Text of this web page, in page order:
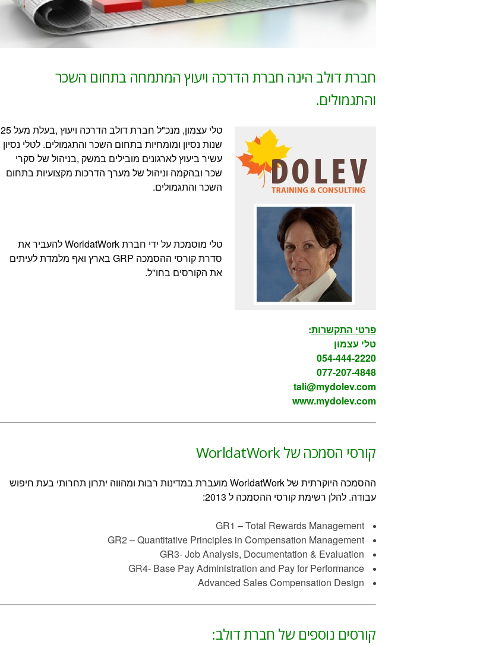
חברת דולב הינה חברת הדרכה ויעוץ המתמחה בתחום השכר
והתגמולים.
טלי עצמון, מנכ"ל חברת דולב הדרכה ויעוץ ,בעלת מעל 25
שנות נסיון ומומחיות בתחום השכר והתגמולים. לטלי נסיון
עשיר ביעוץ לארגונים מובילים במשק ,בניהול של סקרי
שכר ובהקמה וניהול של מערך הדרכות מקצועיות בתחום
השכר והתגמולים.
טלי מוסמכת על ידי חברת WorldatWork להעביר את
סדרת קורסי ההסמכה GRP בארץ ואף מלמדת לעיתים
את הקורסים בחו"ל.
פרטי התקשרות:
טלי עצמון
054-444-2220
077-207-4848
tali@mydolev.com
www.mydolev.com
קורסי הסמכה של WorldatWork
ההסמכה היוקרתית של WorldatWork מועברת במדינות רבות ומהווה יתרון תחרותי בעת חיפוש
עבודה. להלן רשימת קורסי ההסמכה ל 2013:
GR1 – Total Rewards Management
GR2 – Quantitative Principles in Compensation Management
GR3- Job Analysis, Documentation & Evaluation
GR4- Base Pay Administration and Pay for Performance
Advanced Sales Compensation Design
קורסים נוספים של חברת דולב: